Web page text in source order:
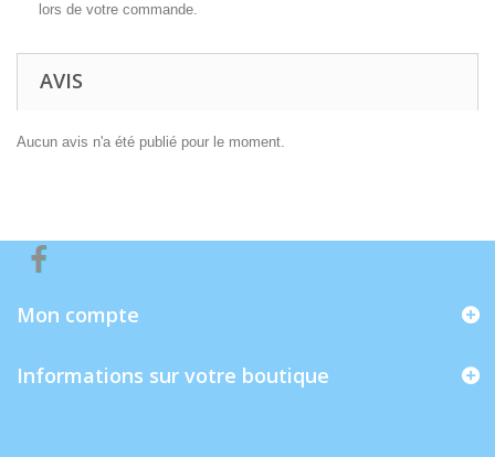
lors de votre commande.
AVIS
Aucun avis n'a été publié pour le moment.
Mon compte
Informations sur votre boutique